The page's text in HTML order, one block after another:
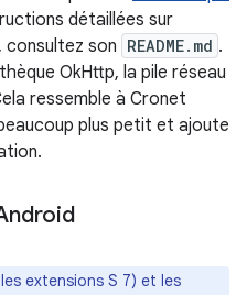
détaillées sur
consultez son README.md .
OkHttp, la pile réseau
ressemble à Cronet
plus petit et ajoute
extensions S 7) et les